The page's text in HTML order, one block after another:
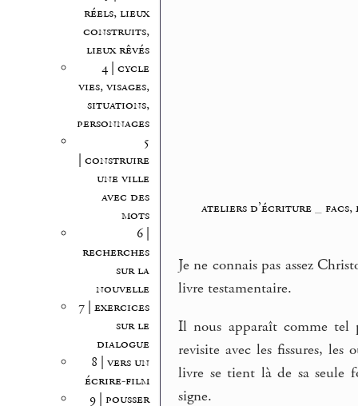
réels, lieux
construits,
lieux rêvés
4 | cycle
vies, visages,
situations,
personnages
5
| construire
une ville
avec des
mots
6 |
recherches
sur la
nouvelle
7 | exercices
sur le
dialogue
8 | vers un
écrire-film
9 | pousser
ateliers d’écriture_ facs,
Je ne connais pas assez
livre testamentaire.
Il nous apparaît comme tel
revisite avec les fissures,
livre se tient là de sa seule
signe.